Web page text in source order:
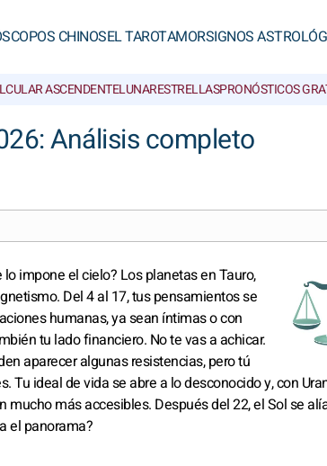
CHINOSEL TAROTAMORSIGNOS
ASCENDENTELUNARESTRELLASPRONÓSTICOS
Análisis completo
impone el cielo? Los planetas en Tauro,
Del 4 al 17, tus pensamientos se
humanas, ya sean íntimas o con
tu lado financiero. No te vas a achicar.
aparecer algunas resistencias, pero tú
ideal de vida se abre a lo desconocido y, con
más accesibles. Después del 22, el Sol se
el panorama?